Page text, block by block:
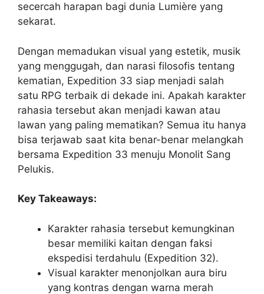
secercah harapan bagi dunia Lumière yang
sekarat.
Dengan memadukan visual yang estetik, musik
yang menggugah, dan narasi filosofis tentang
kematian, Expedition 33 siap menjadi salah
satu RPG terbaik di dekade ini. Apakah karakter
rahasia tersebut akan menjadi kawan atau
lawan yang paling mematikan? Semua itu hanya
bisa terjawab saat kita benar-benar melangkah
bersama Expedition 33 menuju Monolit Sang
Pelukis.
Key Takeaways:
Karakter rahasia tersebut kemungkinan
besar memiliki kaitan dengan faksi
ekspedisi terdahulu (Expedition 32).
Visual karakter menonjolkan aura biru
yang kontras dengan warna merah